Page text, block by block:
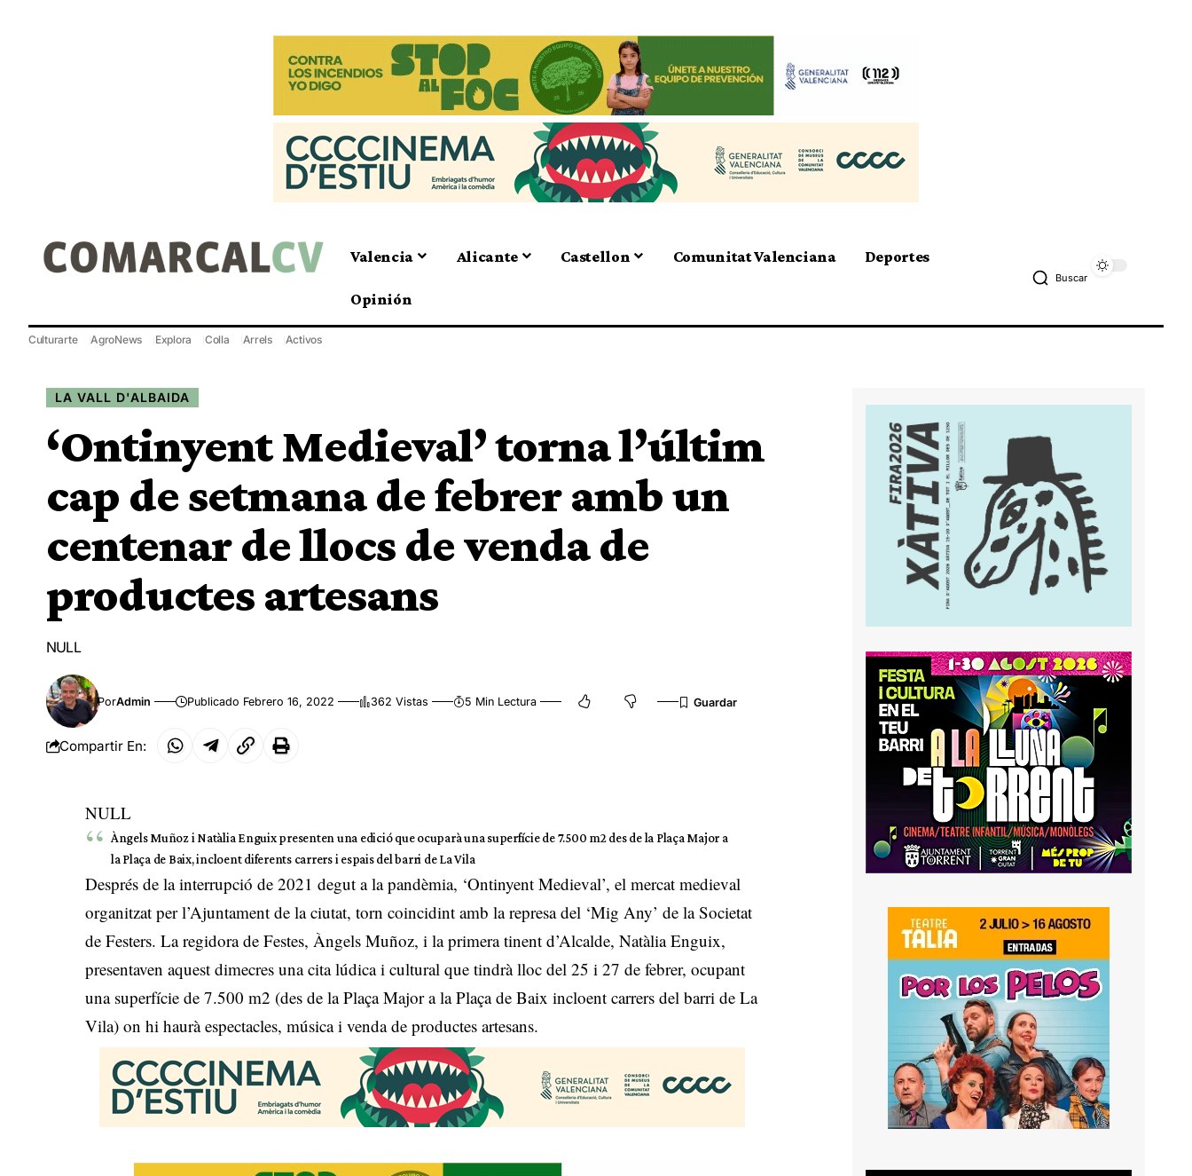
Valencia Alicante Castellon Comunitat Valenciana Deportes
Opinión
Buscar
Culturarte AgroNews Explora Colla Arrels Activos
LA VALL D'ALBAIDA
‘Ontinyent Medieval’ torna l’últim
cap de setmana de febrer amb un
centenar de llocs de venda de
productes artesans
NULL
PorAdmin Publicado Febrero 16, 2022 362 Vistas 5 Min Lectura
Compartir En:
NULL
Àngels Muñoz i Natàlia Enguix presenten una edició que ocuparà una superfície de 7.500 m2 des de la Plaça Major a
la Plaça de Baix, incloent diferents carrers i espais del barri de La Vila
Després de la interrupció de 2021 degut a la pandèmia, ‘Ontinyent Medieval’, el mercat medieval
organitzat per l’Ajuntament de la ciutat, torn coincidint amb la represa del ‘Mig Any’ de la Societat
de Festers. La regidora de Festes, Àngels Muñoz, i la primera tinent d’Alcalde, Natàlia Enguix,
presentaven aquest dimecres una cita lúdica i cultural que tindrà lloc del 25 i 27 de febrer, ocupant
una superfície de 7.500 m2 (des de la Plaça Major a la Plaça de Baix incloent carrers del barri de La
Vila) on hi haurà espectacles, música i venda de productes artesans.